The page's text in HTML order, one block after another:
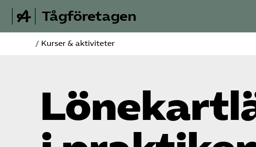
Tågföretagen
/ Kurser & aktiviteter